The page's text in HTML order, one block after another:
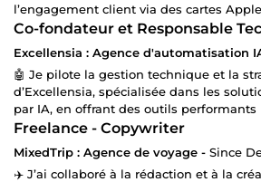
l’engagement client via des cartes
Co-fondateur et Responsable
Excellensia : Agence d'automatisation
🤖 Je pilote la gestion technique et la
d’Excellensia, spécialisée dans les
par IA, en offrant des outils performants
Freelance - Copywriter
MixedTrip : Agence de voyage - Since
✈️ J’ai collaboré à la rédaction et à la